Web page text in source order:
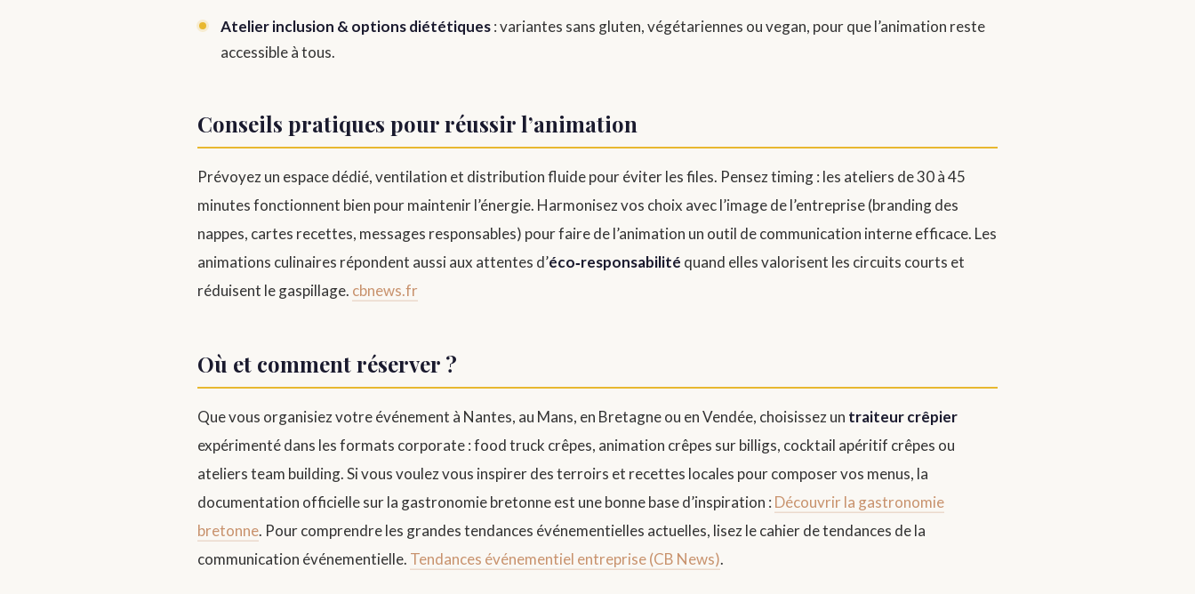
Atelier inclusion & options diététiques: variantes sans gluten, végétariennes ou vegan, pour que l’animation reste
accessible à tous.
Conseils pratiques pour réussir l’animation
Prévoyez un espace dédié, ventilation et distribution fluide pour éviter les files. Pensez timing : les ateliers de 30 à 45
minutes fonctionnent bien pour maintenir l’énergie. Harmonisez vos choix avec l’image de l’entreprise (branding des
nappes, cartes recettes, messages responsables) pour faire de l’animation un outil de communication interne efficace. Les
animations culinaires répondent aussi aux attentes d’éco‑responsabilité quand elles valorisent les circuits courts et
réduisent le gaspillage. cbnews.fr
Où et comment réserver ?
Que vous organisiez votre événement à Nantes, au Mans, en Bretagne ou en Vendée, choisissez un traiteur crêpier
expérimenté dans les formats corporate : food truck crêpes, animation crêpes sur billigs, cocktail apéritif crêpes ou
ateliers team building. Si vous voulez vous inspirer des terroirs et recettes locales pour composer vos menus, la
documentation officielle sur la gastronomie bretonne est une bonne base d’inspiration : Découvrir la gastronomie
bretonne. Pour comprendre les grandes tendances événementielles actuelles, lisez le cahier de tendances de la
communication événementielle. Tendances événementiel entreprise (CB News).